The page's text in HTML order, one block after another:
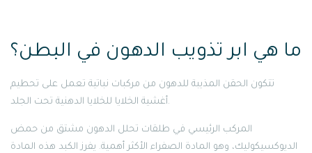
ما هي ابر تذويب الدهون في البطن؟
تتكون الحقن المذيبة للدهون من مركبات نباتية تعمل على تحطيم
أغشية الخلايا للخلايا الدهنية تحت الجلد.
المركب الرئيسي في طلقات تحلل الدهون مشتق من حمض
الديوكسيكوليك، وهو المادة الصفراء الأكثر أهمية. يفرز الكبد هذه المادة